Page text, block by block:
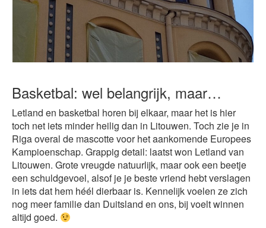
Basketbal: wel belangrijk, maar…
Letland en basketbal horen bij elkaar, maar het is hier
toch net iets minder heilig dan in Litouwen. Toch zie je in
Riga overal de mascotte voor het aankomende Europees
Kampioenschap. Grappig detail: laatst won Letland van
Litouwen. Grote vreugde natuurlijk, maar ook een beetje
een schuldgevoel, alsof je je beste vriend hebt verslagen
in iets dat hem héél dierbaar is. Kennelijk voelen ze zich
nog meer familie dan Duitsland en ons, bij voelt winnen
altijd goed.